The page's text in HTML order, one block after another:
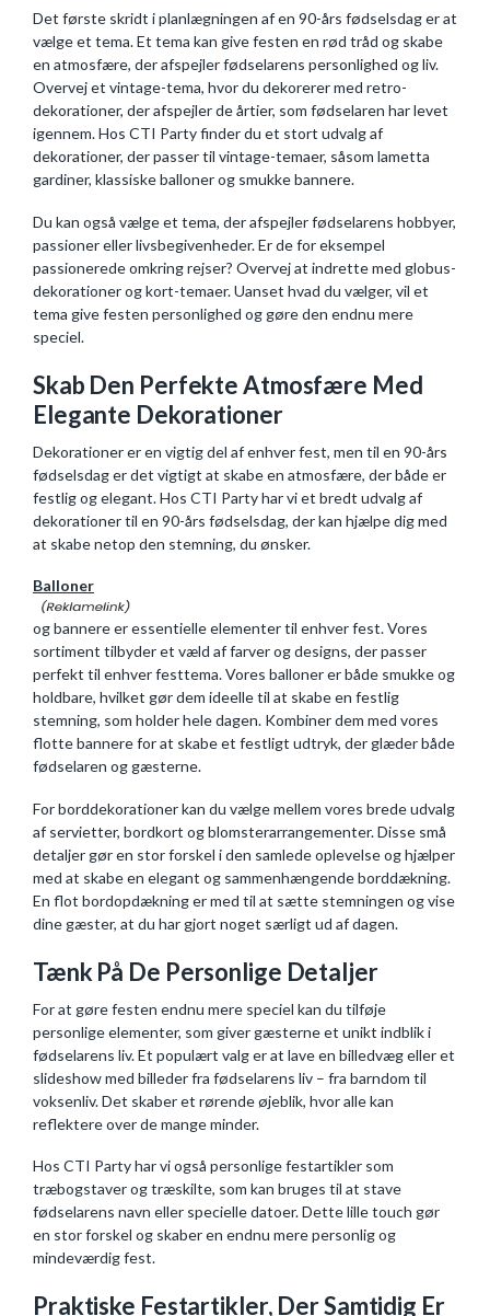
Det første skridt i planlægningen af en 90-års fødselsdag er at
vælge et tema. Et tema kan give festen en rød tråd og skabe
en atmosfære, der afspejler fødselarens personlighed og liv.
Overvej et vintage-tema, hvor du dekorerer med retro-
dekorationer, der afspejler de årtier, som fødselaren har levet
igennem. Hos CTI Party finder du et stort udvalg af
dekorationer, der passer til vintage-temaer, såsom lametta
gardiner, klassiske balloner og smukke bannere.
Du kan også vælge et tema, der afspejler fødselarens hobbyer,
passioner eller livsbegivenheder. Er de for eksempel
passionerede omkring rejser? Overvej at indrette med globus-
dekorationer og kort-temaer. Uanset hvad du vælger, vil et
tema give festen personlighed og gøre den endnu mere
speciel.
Skab Den Perfekte Atmosfære Med
Elegante Dekorationer
Dekorationer er en vigtig del af enhver fest, men til en 90-års
fødselsdag er det vigtigt at skabe en atmosfære, der både er
festlig og elegant. Hos CTI Party har vi et bredt udvalg af
dekorationer til en 90-års fødselsdag, der kan hjælpe dig med
at skabe netop den stemning, du ønsker.
Balloner
og bannere er essentielle elementer til enhver fest. Vores
sortiment tilbyder et væld af farver og designs, der passer
perfekt til enhver festtema. Vores balloner er både smukke og
holdbare, hvilket gør dem ideelle til at skabe en festlig
stemning, som holder hele dagen. Kombiner dem med vores
flotte bannere for at skabe et festligt udtryk, der glæder både
fødselaren og gæsterne.
For borddekorationer kan du vælge mellem vores brede udvalg
af servietter, bordkort og blomsterarrangementer. Disse små
detaljer gør en stor forskel i den samlede oplevelse og hjælper
med at skabe en elegant og sammenhængende borddækning.
En flot bordopdækning er med til at sætte stemningen og vise
dine gæster, at du har gjort noget særligt ud af dagen.
Tænk På De Personlige Detaljer
For at gøre festen endnu mere speciel kan du tilføje
personlige elementer, som giver gæsterne et unikt indblik i
fødselarens liv. Et populært valg er at lave en billedvæg eller et
slideshow med billeder fra fødselarens liv – fra barndom til
voksenliv. Det skaber et rørende øjeblik, hvor alle kan
reflektere over de mange minder.
Hos CTI Party har vi også personlige festartikler som
træbogstaver og træskilte, som kan bruges til at stave
fødselarens navn eller specielle datoer. Dette lille touch gør
en stor forskel og skaber en endnu mere personlig og
mindeværdig fest.
Praktiske Festartikler, Der Samtidig Er